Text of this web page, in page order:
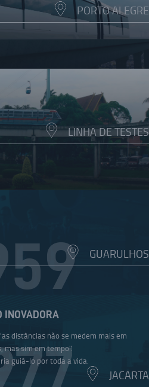
PORTO ALEGRE
LINHA DE TESTES
GUARULHOS
JACARTA
INOVADORA
distâncias não se medem mais em
mas sim em tempo".
guiá-lo por toda a vida.